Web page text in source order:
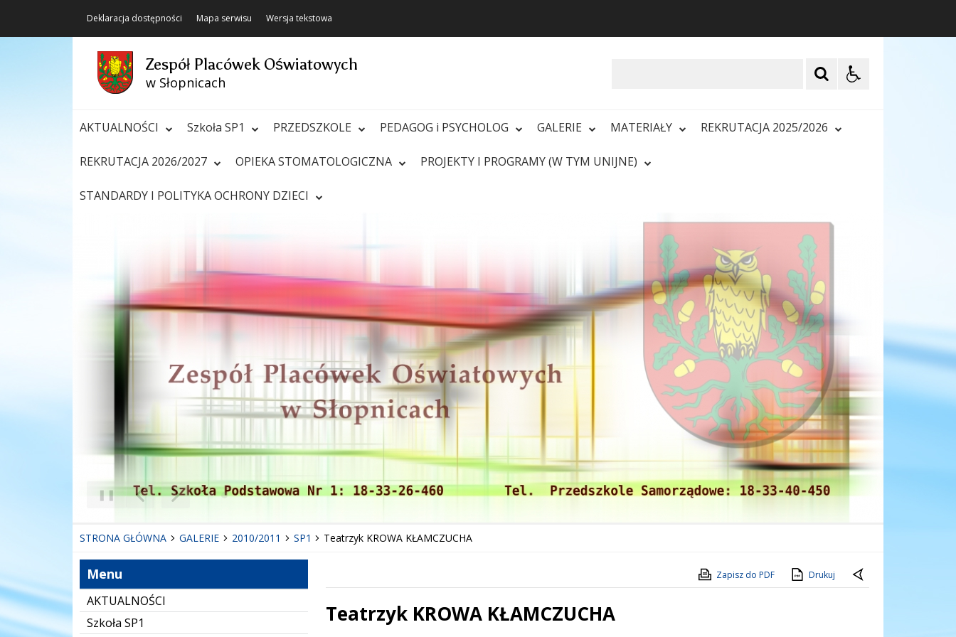
Deklaracja dostępności Mapa serwisu Wersja tekstowa
Zespół Placówek Oświatowych
w Słopnicach
AKTUALNOŚCI Szkoła SP1 PRZEDSZKOLE PEDAGOG i PSYCHOLOG GALERIE MATERIAŁY REKRUTACJA 2025/2026
REKRUTACJA 2026/2027 OPIEKA STOMATOLOGICZNA PROJEKTY I PROGRAMY (W TYM UNIJNE)
STANDARDY I POLITYKA OCHRONY DZIECI
Poprzedni Element
Następny Element
❚❚
STRONA GŁÓWNA GALERIE 2010/2011 SP1 Teatrzyk KROWA KŁAMCZUCHA
Menu
AKTUALNOŚCI
Szkoła SP1
Zapisz do PDF Drukuj
Teatrzyk KROWA KŁAMCZUCHA